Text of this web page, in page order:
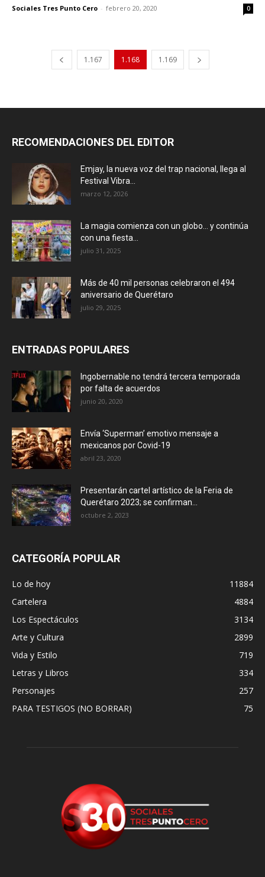
Sociales Tres Punto Cero - febrero 20, 2020 0
1.167 1.168 1.169
RECOMENDACIONES DEL EDITOR
Emjay, la nueva voz del trap nacional, llega al
Festival Vibra...
marzo 12, 2026
La magia comienza con un globo… y continúa
con una fiesta...
julio 31, 2025
Más de 40 mil personas celebraron el 494
aniversario de Querétaro
julio 29, 2025
ENTRADAS POPULARES
Ingobernable no tendrá tercera temporada
por falta de acuerdos
junio 20, 2020
Envía ‘Superman’ emotivo mensaje a
mexicanos por Covid-19
abril 23, 2020
Presentarán cartel artístico de la Feria de
Querétaro 2023; se confirman...
octubre 2, 2023
CATEGORÍA POPULAR
Lo de hoy
11884
Cartelera
4884
Los Espectáculos
3134
Arte y Cultura
2899
Vida y Estilo
719
Letras y Libros
334
Personajes
257
PARA TESTIGOS (NO BORRAR)
75